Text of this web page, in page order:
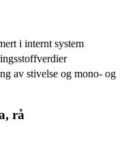
i internt system
av stivelse og mono- og
rå